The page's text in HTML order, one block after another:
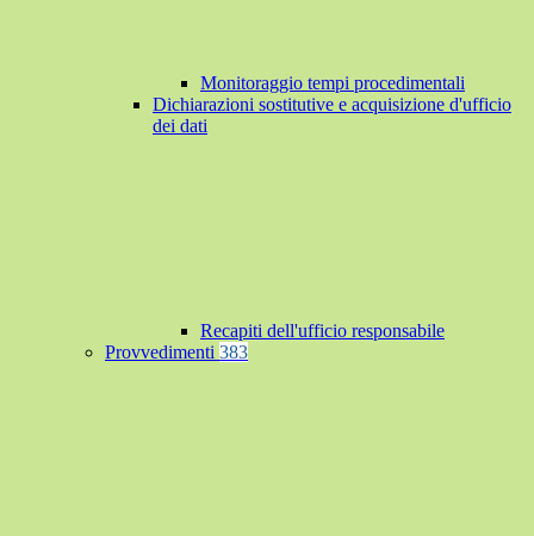
Monitoraggio tempi procedimentali
Dichiarazioni sostitutive e acquisizione d'ufficio
dei dati
Recapiti dell'ufficio responsabile
Provvedimenti 383